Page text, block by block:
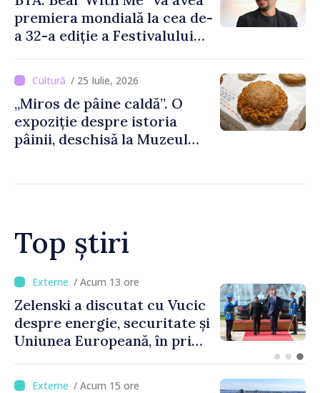
premiera mondială la cea de-
a 32-a ediție a Festivalului
august
/ 25 Iulie, 2026
„Miros de pâine caldă”. O
expoziție despre istoria
pâinii, deschisă la Muzeul
Top știri
/ Acum 9 ore
Bulgaria: Ambasadoarea
Ucrainei, convocată la
Ministerul de Externe în
/ Acum 15 ore